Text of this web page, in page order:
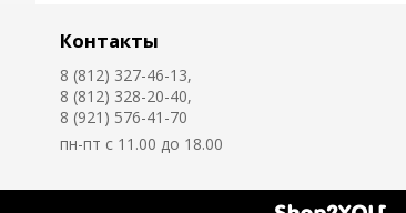
Контакты
8 (812) 327-46-13,
8 (812) 328-20-40,
8 (921) 576-41-70
пн-пт с 11.00 до 18.00